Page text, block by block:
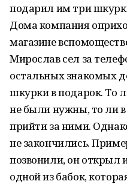
подарил им три
Дома компания
магазине
Мирослав сел за
остальных знакомых
шкурки в подарок. То
не были нужны, то ли
прийти за ними.
не закончились.
позвонили, он открыл
одной из бабок,